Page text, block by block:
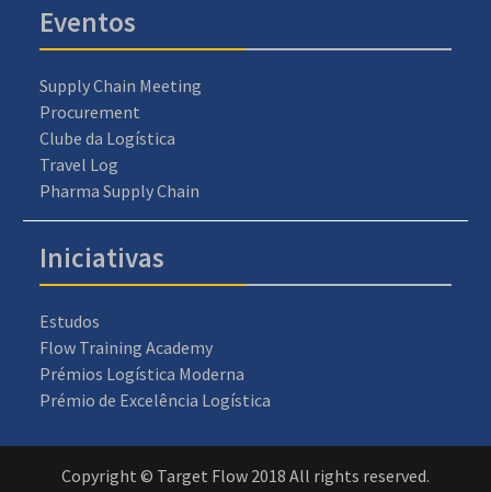
Eventos
Supply Chain Meeting
Procurement
Clube da Logística
Travel Log
Pharma Supply Chain
Iniciativas
Estudos
Flow Training Academy
Prémios Logística Moderna
Prémio de Excelência Logística
Copyright © Target Flow 2018 All rights reserved.